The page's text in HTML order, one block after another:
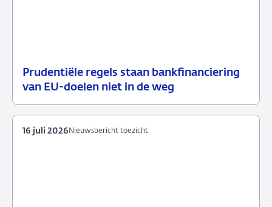
Prudentiële regels staan bankfinanciering
van EU-doelen niet in de weg
17
Nieuwsbericht
Nieuwsbericht toezicht
16 juli 2026